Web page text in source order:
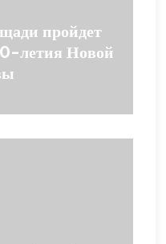
пройдет
летия Новой